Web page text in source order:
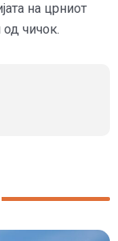
на црниот
чичок.